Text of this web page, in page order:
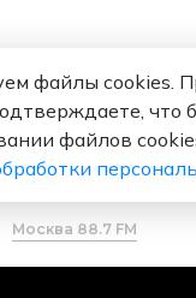
Москва 88.7 FM
файлы cookies.
файлов